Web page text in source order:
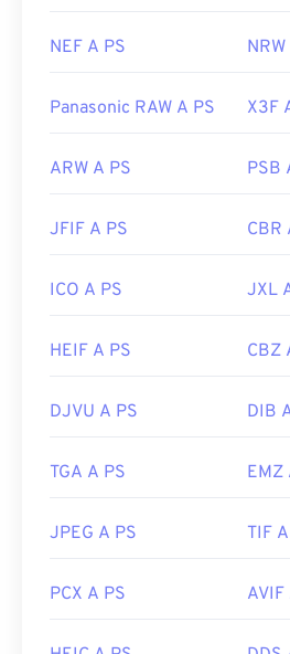
NEF A PS
Panasonic RAW A PS X3F
ARW A PS PSB
JFIF A PS CBR
ICO A PS JXL
HEIF A PS CBZ
DJVU A PS DIB
TGA A PS EMZ
JPEG A PS TIF
PCX A PS AVIF